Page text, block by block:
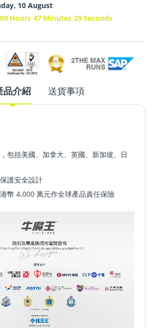
10 August
09 Hours 47 Minutes 28Seconds
品介紹 送貨事項
包括美國、加拿大、英國、新加坡、日
護安全設計
幣 4,000 萬元作全球產品責任保險